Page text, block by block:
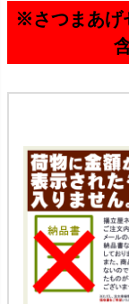
※さつまあげ